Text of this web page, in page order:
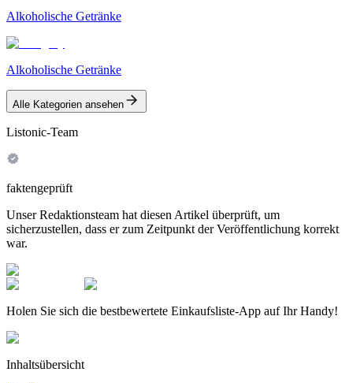
Alkoholische Getränke
Alkoholische Getränke
Alle Kategorien ansehen
Listonic-Team
faktengeprüft
Unser Redaktionsteam hat diesen Artikel überprüft, um
sicherzustellen, dass er zum Zeitpunkt der Veröffentlichung korrekt
war.
Holen Sie sich die bestbewertete Einkaufsliste-App auf Ihr Handy!
Inhaltsübersicht